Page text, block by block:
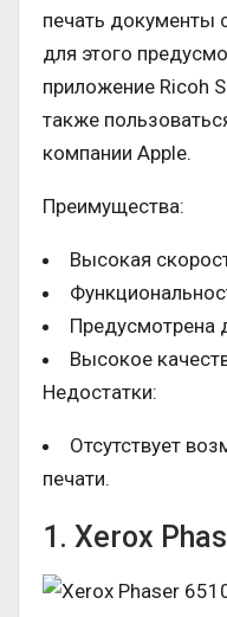
печать документы
для этого
приложение Ricoh
также
компании Apple.
Преимущества:
Высокая
Предусмотрена
Высокое
Недостатки:
Отсутствует
печати.
1. Xerox